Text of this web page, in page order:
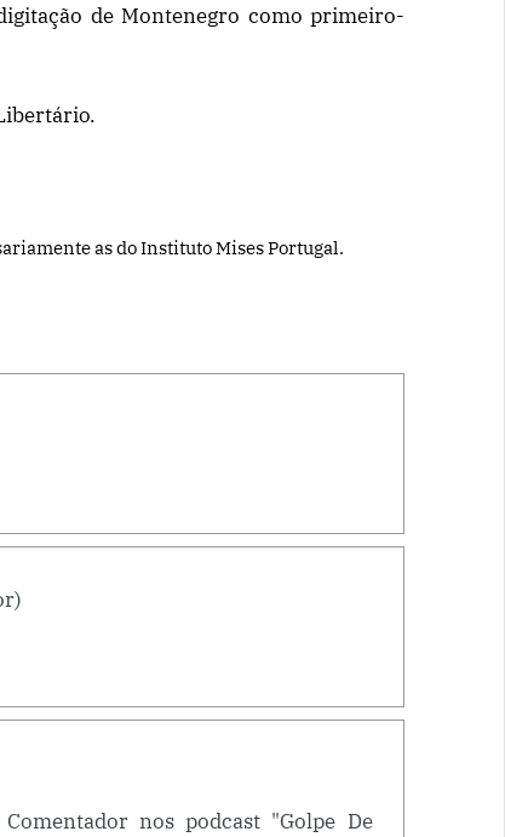
de Montenegro como primeiro-
as do Instituto Mises Portugal.
nos podcast "Golpe De